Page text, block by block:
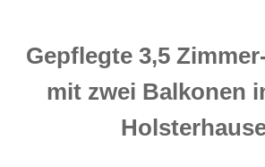
Gepflegte 3,5
mit zwei Balkonen